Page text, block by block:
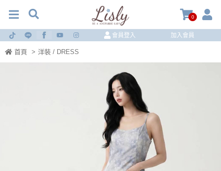
0
會員登入 加入會員
首頁 > 洋裝 / DRESS